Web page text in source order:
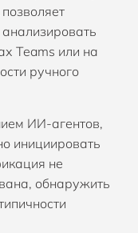
Teams или на
ручного
ИИ-агентов,
инициировать
не
обнаружить